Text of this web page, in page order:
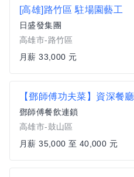
[高雄]路竹區 駐場園藝工
日盛發集團
高雄市-路竹區
月薪 33,000 元
【鄧師傅功夫菜】資深餐
鄧師傅餐飲連鎖
高雄市-鼓山區
月薪 35,000 至 40,000 元